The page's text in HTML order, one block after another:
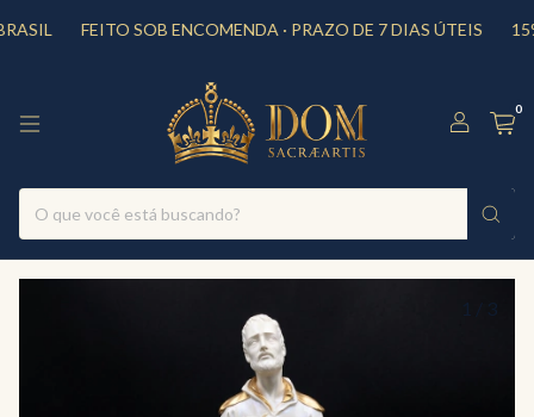
FEITO SOB ENCOMENDA · PRAZO DE 7 DIAS ÚTEIS 15% DE
0
1 / 3